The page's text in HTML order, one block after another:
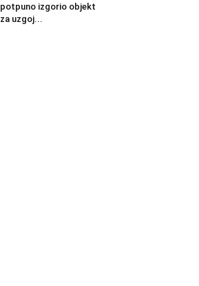
potpuno izgorio objekt
za uzgoj...